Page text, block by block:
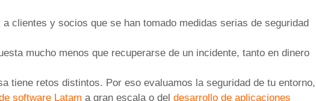
a clientes y socios que se han tomado medidas serias de seguridad
mucho menos que recuperarse de un incidente, tanto en dinero
tiene retos distintos. Por eso evaluamos la seguridad de tu entorno,
software Latam a gran escala o del desarrollo de aplicaciones